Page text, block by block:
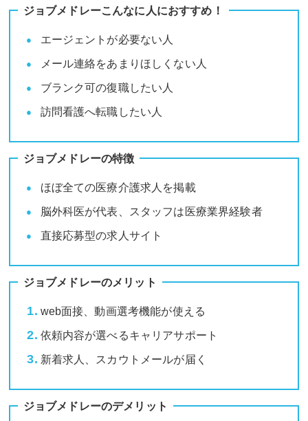
ジョブメドレーこんなに人におすすめ！
エージェントが必要ない人
メール連絡をあまりほしくない人
ブランク可の復職したい人
訪問看護へ転職したい人
ジョブメドレーの特徴
ほぼ全ての医療介護求人を掲載
脳外科医が代表、スタッフは医療業界経験者
直接応募型の求人サイト
ジョブメドレーのメリット
web面接、動画選考機能が使える
依頼内容が選べるキャリアサポート
新着求人、スカウトメールが届く
ジョブメドレーのデメリット